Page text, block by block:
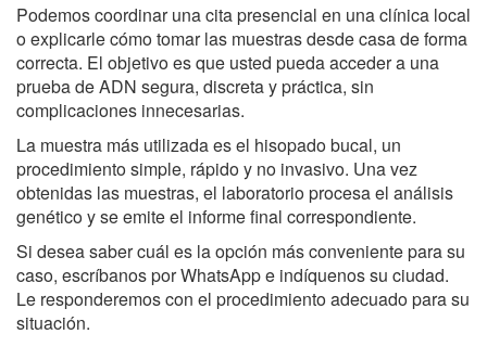
Podemos coordinar una cita presencial en una clínica local
o explicarle cómo tomar las muestras desde casa de forma
correcta. El objetivo es que usted pueda acceder a una
prueba de ADN segura, discreta y práctica, sin
complicaciones innecesarias.
La muestra más utilizada es el hisopado bucal, un
procedimiento simple, rápido y no invasivo. Una vez
obtenidas las muestras, el laboratorio procesa el análisis
genético y se emite el informe final correspondiente.
Si desea saber cuál es la opción más conveniente para su
caso, escríbanos por WhatsApp e indíquenos su ciudad.
Le responderemos con el procedimiento adecuado para su
situación.